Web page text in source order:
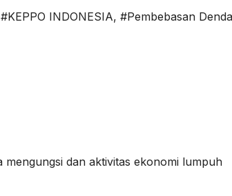
#KEPPO INDONESIA, #Pembebasan
dan aktivitas ekonomi lumpuh